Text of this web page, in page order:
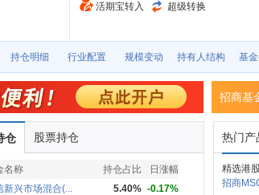
活期宝转入 超级转换
持仓明细 行业配置 规模变动 持有人结构 基
招商基
仓 股票持仓
名称 持仓占比
日涨幅
新兴市场混合(...
5.40% -0.17%
热门产
精选港
招商